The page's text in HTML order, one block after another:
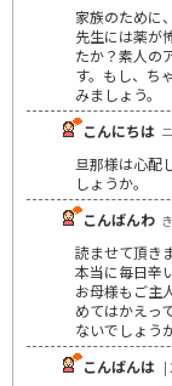
家族のために
先生には薬が
たか？素人の
す。もし、ち
みましょう。
こんにちは
旦那様は心配
しょうか。
こんばんわ
読ませて頂き
本当に毎日辛
お母様もご主
めてはかえっ
ないでしょう
こんばんは |